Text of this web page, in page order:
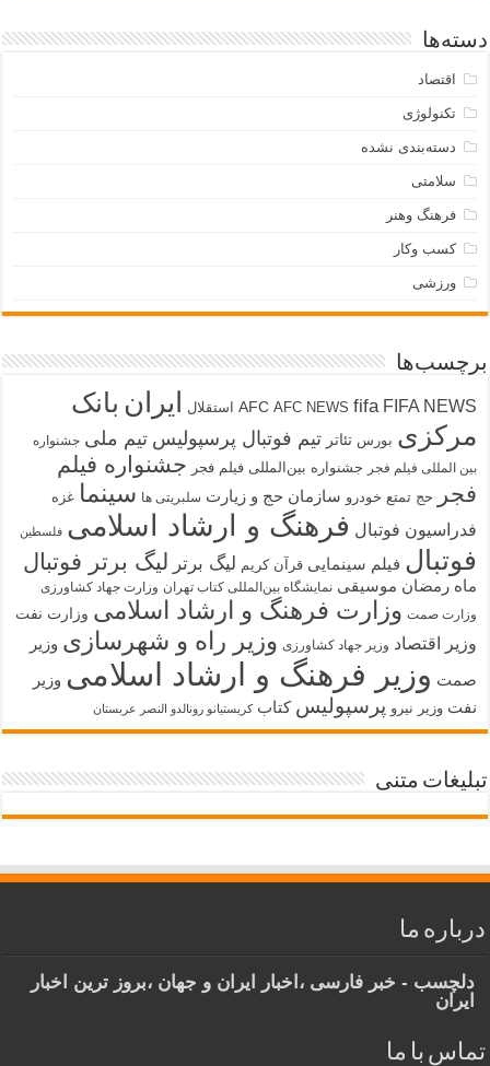
دسته‌ها
اقتصاد
تکنولوژی
دسته‌بندی نشده
سلامتی
فرهنگ وهنر
کسب وکار
ورزشی
برچسب‌ها
AFC AFC NEWS fifa FIFA NEWS استقلال ایران بانک
مرکزی بورس تئاتر تیم فوتبال پرسپولیس تیم ملی جشنواره
بین المللی فیلم فجر جشنواره بین‌المللی فیلم فجر جشنواره فیلم
فجر
حج تمتع خودرو سازمان حج و زیارت سلبریتی ها سینما غزه
فدراسیون فوتبال فرهنگ و ارشاد اسلامی فلسطین
فوتبال فیلم سینمایی قرآن کریم لیگ برتر لیگ برتر فوتبال
ماه رمضان موسیقی نمایشگاه بین‌المللی کتاب تهران وزارت جهاد کشاورزی
وزارت صمت وزارت فرهنگ و ارشاد اسلامی وزارت نفت
وزیر اقتصاد وزیر جهاد کشاورزی وزیر راه و شهرسازی وزیر
صمت وزیر فرهنگ و ارشاد اسلامی وزیر
نفت وزیر نیرو پرسپولیس کتاب کریستیانو رونالدو النصر عربستان
تبلیغات متنی
درباره ما
دلچسب - خبر فارسی ،اخبار ایران و جهان ،بروز ترین اخبار
ایران
تماس با ما